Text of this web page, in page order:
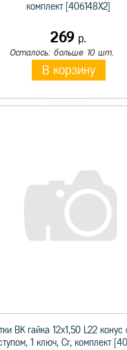
комплект [406148X2]
269 р.
Осталось: больше 10 шт.
В корзину
BK гайка 12х1,50 L22 конус
1 ключ, Cr, комплект